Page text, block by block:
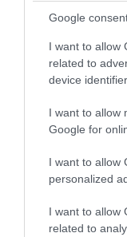
Google
I want to allow
related to
device
I want to allow
Google for
I want to allow
personalized
I want to allow
related to
PRONEWS.GR /
δέχθηκε ο
04.08.2026 | 10:17